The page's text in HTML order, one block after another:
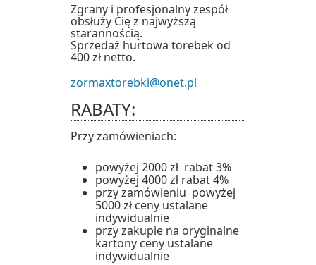
Zgrany i profesjonalny zespół
obsłuży Cię z najwyższą
starannością.
Sprzedaż hurtowa torebek od
400 zł netto.
zormaxtorebki@onet.pl
RABATY:
Przy zamówieniach:
powyżej 2000 zł rabat 3%
powyżej 4000 zł rabat 4%
przy zamówieniu powyżej
5000 zł ceny ustalane
indywidualnie
przy zakupie na oryginalne
kartony ceny ustalane
indywidualnie